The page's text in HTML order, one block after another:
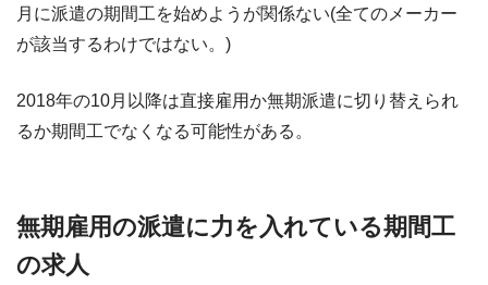
月に派遣の期間工を始めようが関係ない(全てのメーカー
が該当するわけではない。)
2018年の10月以降は直接雇用か無期派遣に切り替えられ
るか期間工でなくなる可能性がある。
無期雇用の派遣に力を入れている期間工
の求人